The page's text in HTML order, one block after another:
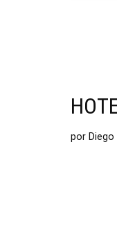
por Diego